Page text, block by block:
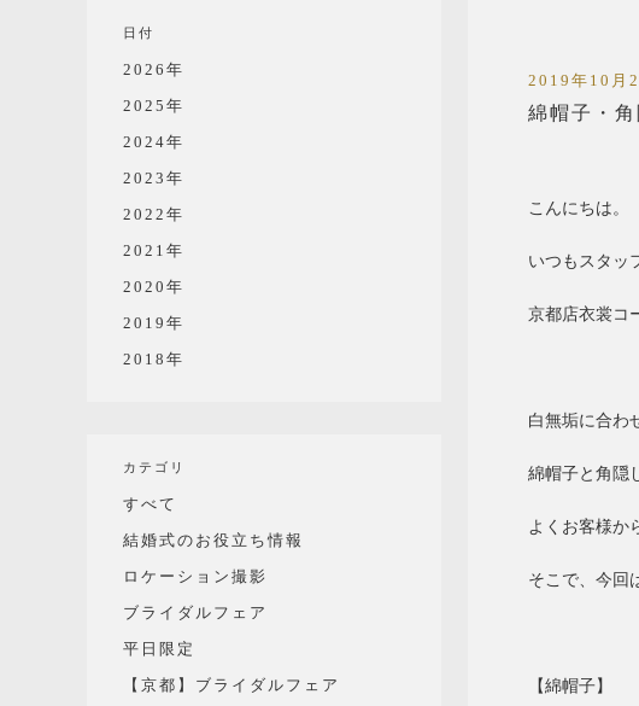
2019年10月
綿帽子・
こんにちは。
いつもスタッ
京都店衣裳コ
白無垢に合わ
綿帽子と角隠
よくお客様か
そこで、今回
【綿帽子】
日付
2026年
2025年
2024年
2023年
2022年
2021年
2020年
2019年
2018年
カテゴリ
すべて
結婚式のお役立ち情報
ロケーション撮影
ブライダルフェア
平日限定
【京都】ブライダルフェア